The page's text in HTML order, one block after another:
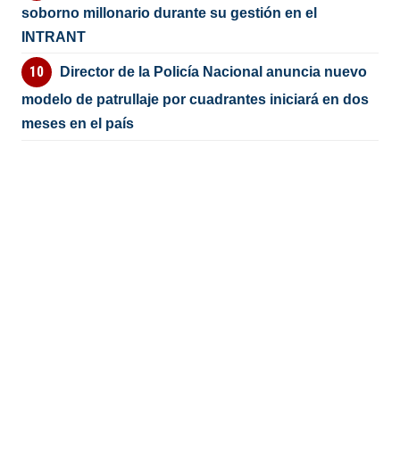
soborno millonario durante su gestión en el
INTRANT
Director de la Policía Nacional anuncia nuevo
modelo de patrullaje por cuadrantes iniciará en dos
meses en el país